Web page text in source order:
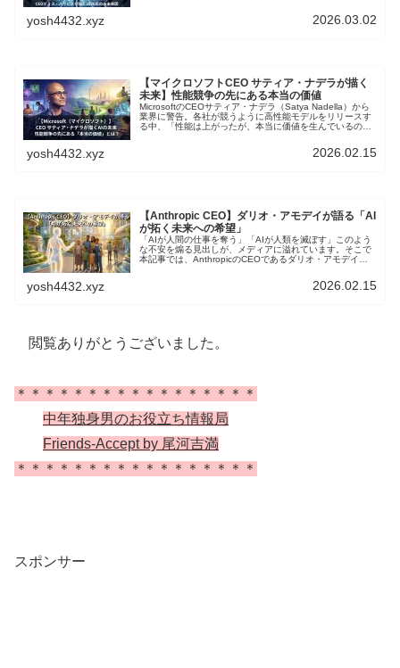
る2026年の世界と、これから起こる3つの巨大トレンドを
yosh4432.xyz 2026.03.02
【マイクロソフトCEO サティア・ナデラが描く
未来】性能競争の先にある本当の価値
MicrosoftのCEOサティア・ナデラ（Satya Nadella）から
業界に警告。各社が競うように高性能モデルをリリースす
る中、「性能は上がったが、本当に価値を生んでいるの
に良くしているのか。技術の最前線に立つリーダーが語る
AIの未来とは、一体どんなものなのでしょう
yosh4432.xyz 2026.02.15
【Anthropic CEO】ダリオ・アモデイが語る「AI
が拓く未来への希望」
「AIが人間の仕事を奪う」「AIが人類を滅ぼす」このよう
な不安を煽る見出しが、メディアに溢れています。そこで
本記事では、AnthropicのCEOであるダリオ・アモデイが
人も、希望を見い出したい人も、ぜひ読んでほしい。未来
yosh4432.xyz 2026.02.15
閲覧ありがとうございました。
＊＊＊＊＊＊＊＊＊＊＊＊＊＊＊＊＊
中年独身男のお役立ち情報局
Friends-Accept by 尾河吉満
＊＊＊＊＊＊＊＊＊＊＊＊＊＊＊＊＊
スポンサー